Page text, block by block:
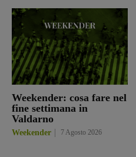
Weekender: cosa fare nel
fine settimana in
Valdarno
Weekender 7 Agosto 2026